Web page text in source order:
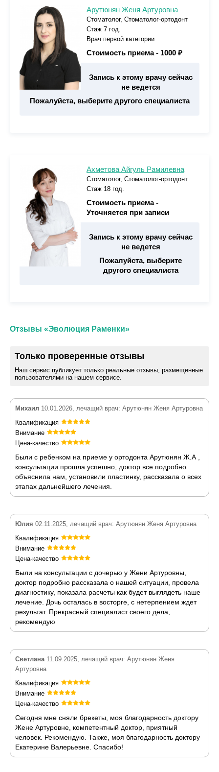
Арутюнян Женя Артуровна
Стоматолог, Стоматолог-ортодонт
Стаж 7 год.
Врач первой категории
Стоимость приема - 1000 ₽
Запись к этому врачу сейчас
не ведется
Пожалуйста, выберите другого специалиста
Ахметова Айгуль Рамилевна
Стоматолог, Стоматолог-ортодонт
Стаж 18 год.
Стоимость приема -
Уточняется при записи
Запись к этому врачу сейчас
не ведется
Пожалуйста, выберите
другого специалиста
Отзывы «Эволюция Раменки»
Только проверенные отзывы
Наш сервис публикует только реальные отзывы, размещенные
пользователями на нашем сервисе.
Михаил 10.01.2026, лечащий врач: Арутюнян Женя Артуровна
Квалификация
Внимание
Цена-качество
Были с ребенком на приеме у ортодонта Арутюнян Ж.А ,
консультации прошла успешно, доктор все подробно
объяснила нам, установили пластинку, рассказала о всех
этапах дальнейшего лечения.
Юлия 02.11.2025, лечащий врач: Арутюнян Женя Артуровна
Квалификация
Внимание
Цена-качество
Были на консультации с дочерью у Жени Артуровны,
доктор подробно рассказала о нашей ситуации, провела
диагностику, показала расчеты как будет выглядеть наше
лечение. Дочь осталась в восторге, с нетерпением ждет
результат. Прекрасный специалист своего дела,
рекомендую
Светлана11.09.2025, лечащий врач: Арутюнян Женя
Артуровна
Квалификация
Внимание
Цена-качество
Сегодня мне сняли брекеты, моя благодарность доктору
Жене Артуровне, компетентный доктор, приятный
человек. Рекомендую. Также, моя благодарность доктору
Екатерине Валерьевне. Спасибо!